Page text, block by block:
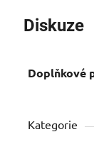
Diskuze
Doplňkové
Kategorie